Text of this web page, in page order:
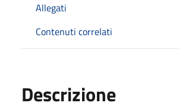
Allegati
Contenuti correlati
Descrizione